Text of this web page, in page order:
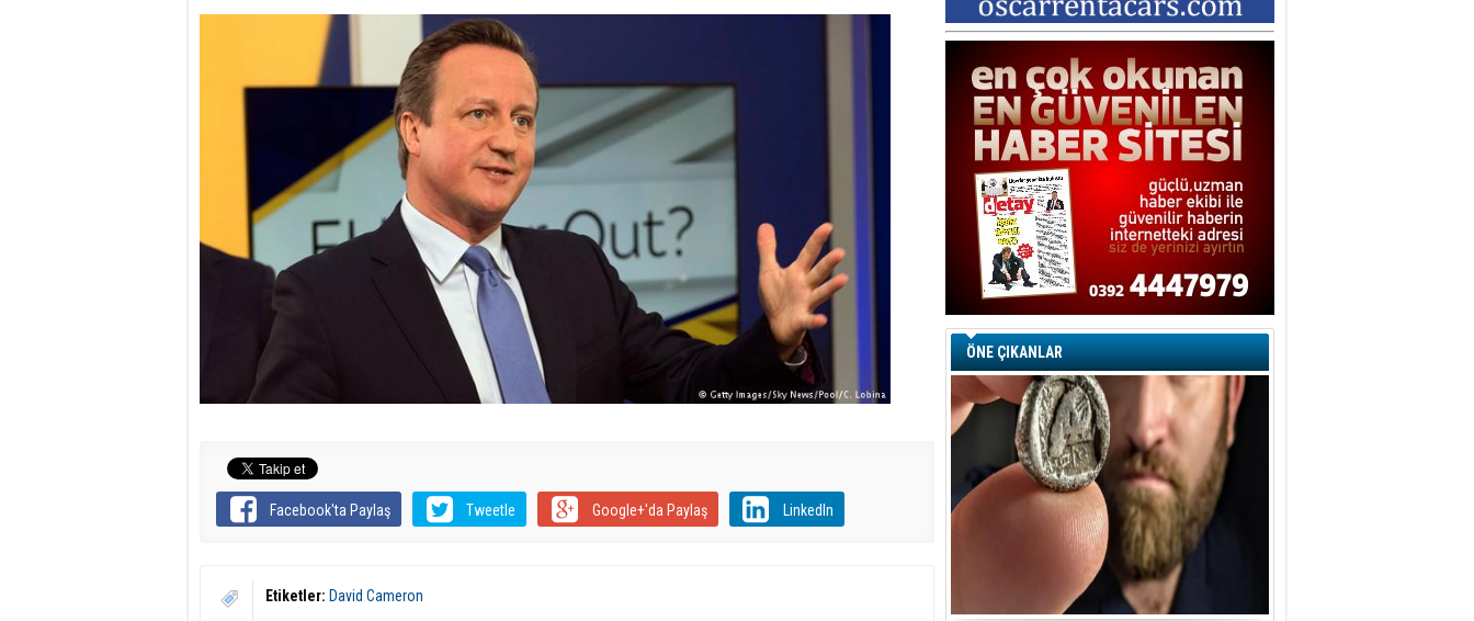
Facebook'ta Paylaş Tweetle Google+'da Paylaş LinkedIn
Etiketler: David Cameron
ÖNE ÇIKANLAR
GARİP DAVA… YA SUÇLU
DEĞİLSE???
Savaşların En Zoru İnsanın Kendi
Kendiyle Olanıdır
Hamit Caner
Ağlama Duvarı
Adem KAVAZ
Can Bonomo ile son kez
Eurovizyon sahnesinde yer alan
Türkiye 10 yıl aradan sonra
yeniden yarışmaya dönecek mi?
Fırat Borak
Erkut YILMABAŞAR
Bayrak tartışmaları ve ihalesiz
Arif Alasya
2015 SONRASI VE AKINCI.
SURLAR İÇİ’NDE KOLAYDIR ÖLMEK